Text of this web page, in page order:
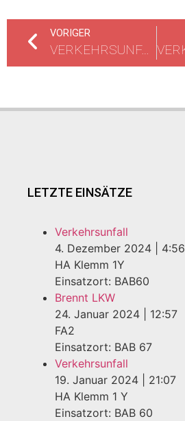
VORIGER
VERKEHRSUNFALL ZWISCHEN PKW UND LKW
LETZTE EINSÄTZE
Verkehrsunfall
4. Dezember 2024
4:56
HA Klemm 1Y
Einsatzort: BAB60
Brennt LKW
24. Januar 2024
12:57
FA2
Einsatzort: BAB 67
Verkehrsunfall
19. Januar 2024
21:07
HA Klemm 1 Y
Einsatzort: BAB 60